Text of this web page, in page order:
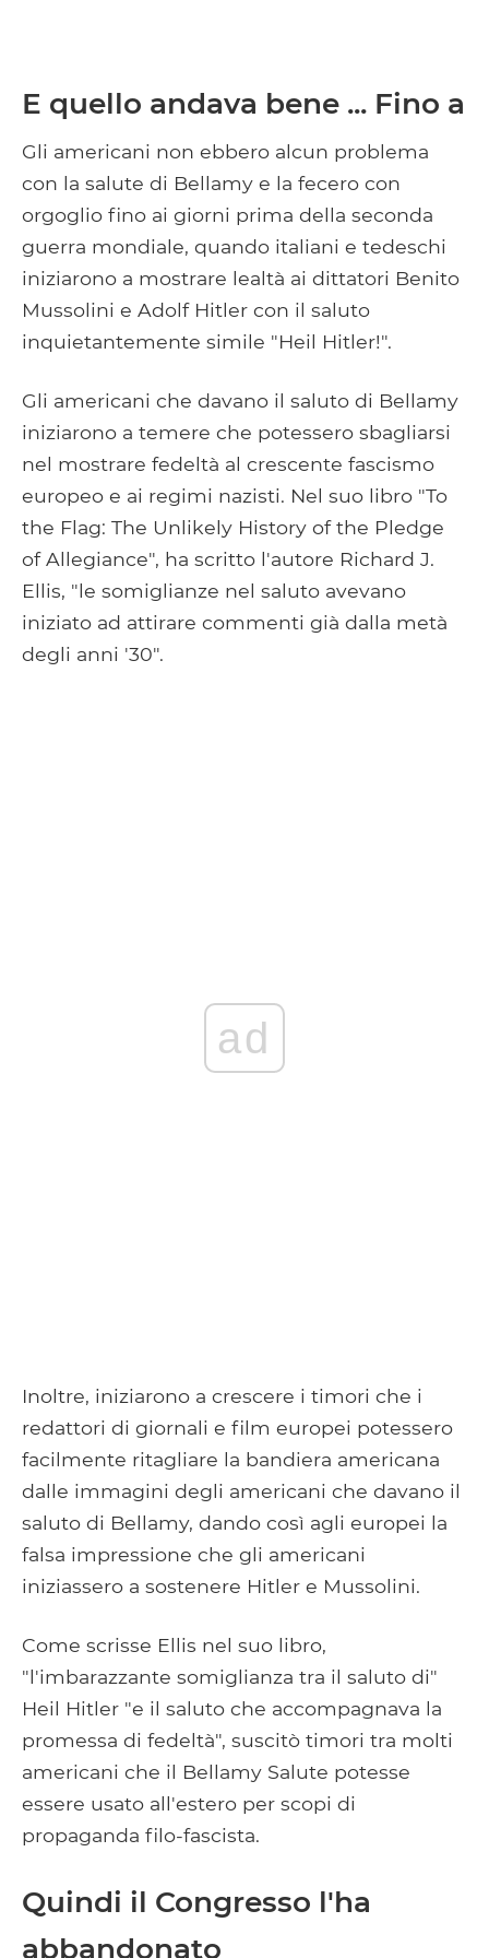
E quello andava bene ... Fino a
Gli americani non ebbero alcun problema
con la salute di Bellamy e la fecero con
orgoglio fino ai giorni prima della seconda
guerra mondiale, quando italiani e tedeschi
iniziarono a mostrare lealtà ai dittatori Benito
Mussolini e Adolf Hitler con il saluto
inquietantemente simile "Heil Hitler!".
Gli americani che davano il saluto di Bellamy
iniziarono a temere che potessero sbagliarsi
nel mostrare fedeltà al crescente fascismo
europeo e ai regimi nazisti. Nel suo libro "To
the Flag: The Unlikely History of the Pledge
of Allegiance", ha scritto l'autore Richard J.
Ellis, "le somiglianze nel saluto avevano
iniziato ad attirare commenti già dalla metà
degli anni '30".
ad
Inoltre, iniziarono a crescere i timori che i
redattori di giornali e film europei potessero
facilmente ritagliare la bandiera americana
dalle immagini degli americani che davano il
saluto di Bellamy, dando così agli europei la
falsa impressione che gli americani
iniziassero a sostenere Hitler e Mussolini.
Come scrisse Ellis nel suo libro,
"l'imbarazzante somiglianza tra il saluto di"
Heil Hitler "e il saluto che accompagnava la
promessa di fedeltà", suscitò timori tra molti
americani che il Bellamy Salute potesse
essere usato all'estero per scopi di
propaganda filo-fascista.
Quindi il Congresso l'ha
abbandonato